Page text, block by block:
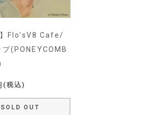
】Flo'sV8 Cafe/
プ(PONEYCOMB
税込
SOLD OUT